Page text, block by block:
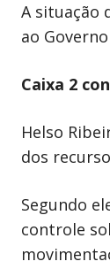
A situação
ao
Caixa 2
Helso
dos
Segundo
controle